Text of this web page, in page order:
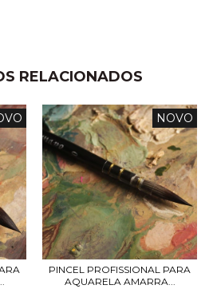
RELACIONADOS
NOVO
PINCEL PROFISSIONAL PARA
AQUARELA AMARRA...